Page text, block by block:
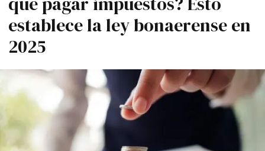
establece la ley bonaerense en
2025